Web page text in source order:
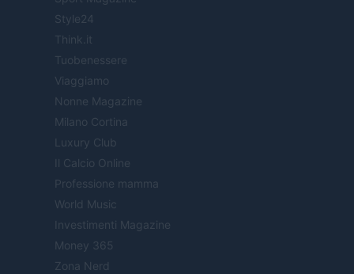
Style24
Think.it
Tuobenessere
Viaggiamo
Nonne Magazine
Milano Cortina
Luxury Club
Il Calcio Online
Professione mamma
World Music
Investimenti Magazine
Money 365
Zona Nerd